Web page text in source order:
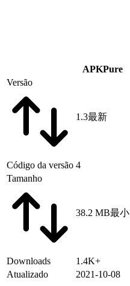
APKPure
Versão
1.3最新
Código da versão 4
Tamanho
38.2 MB最小
Downloads 1.4K+
Atualizado
2021-10-08